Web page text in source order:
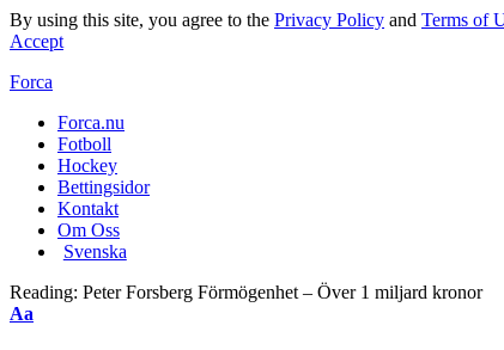
By using this site, you agree to the Privacy Policy and Terms of
Accept
Forca
Forca.nu
Fotboll
Hockey
Bettingsidor
Kontakt
Om Oss
Svenska
Reading: Peter Forsberg Förmögenhet – Över 1 miljard kronor
Aa